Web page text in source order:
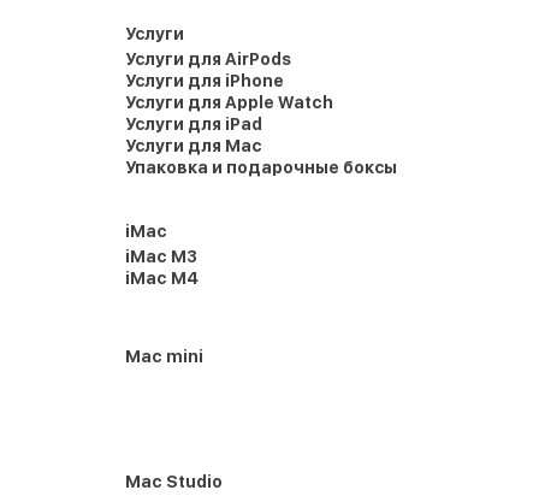
Услуги
Услуги для AirPods
Услуги для iPhone
Услуги для Apple Watch
Услуги для iPad
Услуги для Mac
Упаковка и подарочные боксы
iMac
iMac M3
iMac M4
Mac mini
Mac Studio